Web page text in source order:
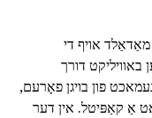
מאַדאַלד אויף די
באוויליקט דורך
סימבאָל געמאכט פון בויגן פאָרעם,
אַ קאַפּיטל. אין דער